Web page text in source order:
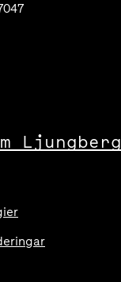
Ljungberg